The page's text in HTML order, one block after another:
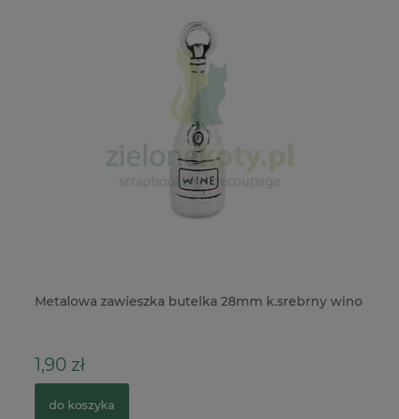
Metalowa zawieszka butelka 28mm k.srebrny wino
1,90 zł
do koszyka